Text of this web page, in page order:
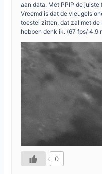
aan data. Met PPIP de
Vreemd is dat de vleugels
toestel zitten, dat zal met
hebben denk ik. (67 fps/ 4.9
0